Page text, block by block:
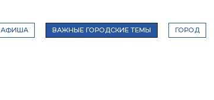
АФИША ВАЖНЫЕ ГОРОДСКИЕ ТЕМЫ ГОРОД